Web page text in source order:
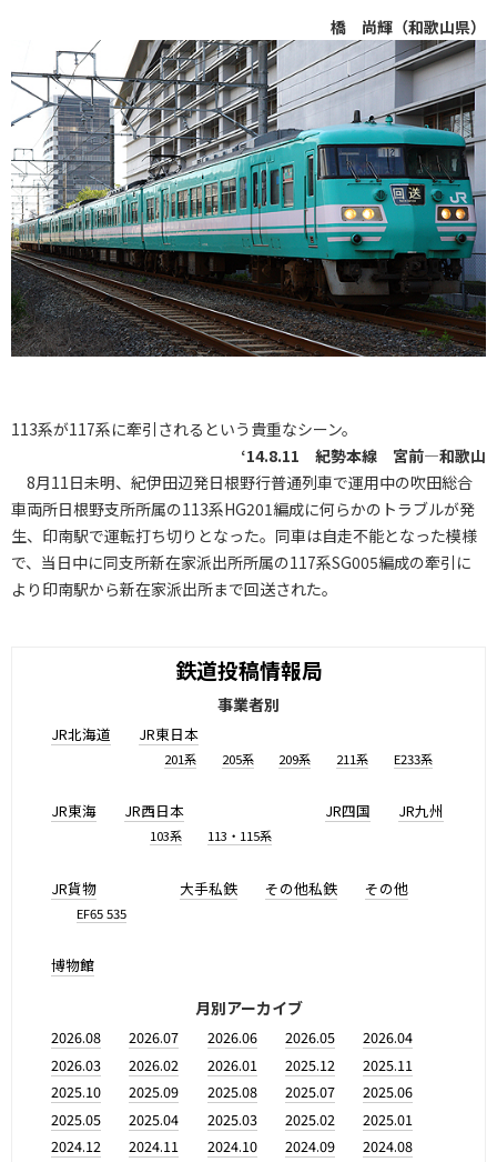
橋 尚輝（和歌山県）
113系が117系に牽引されるという貴重なシーン。
‘14.8.11 紀勢本線 宮前―和歌山
8月11日未明、紀伊田辺発日根野行普通列車で運用中の吹田総合
車両所日根野支所所属の113系HG201編成に何らかのトラブルが発
生、印南駅で運転打ち切りとなった。同車は自走不能となった模様
で、当日中に同支所新在家派出所所属の117系SG005編成の牽引に
より印南駅から新在家派出所まで回送された。
鉄道投稿情報局
事業者別
JR北海道 JR東日本
201系 205系 209系 211系 E233系
JR東海 JR西日本
103系 113・115系
JR四国 JR九州
JR貨物
EF65 535
大手私鉄 その他私鉄 その他
博物館
月別アーカイブ
2026.08 2026.07 2026.06 2026.05
2026.04
2026.03
2026.02 2026.01 2025.12
2025.11
2025.10
2025.09 2025.08 2025.07
2025.06
2025.05
2025.04 2025.03 2025.02
2025.01
2024.12
2024.11 2024.10 2024.09
2024.08